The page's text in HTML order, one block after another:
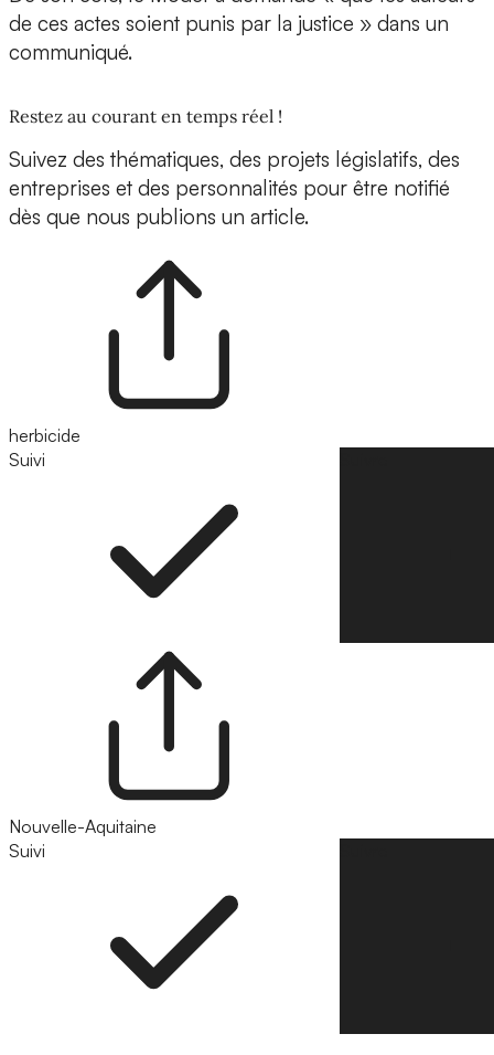
de ces actes soient punis par la justice » dans un
communiqué.
Restez au courant en temps réel !
Suivez des thématiques, des projets législatifs, des
entreprises et des personnalités pour être notifié
dès que nous publions un article.
herbicide
Suivi
Nouvelle-Aquitaine
Suivi